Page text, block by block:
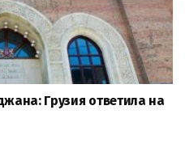
Грузия ответила на